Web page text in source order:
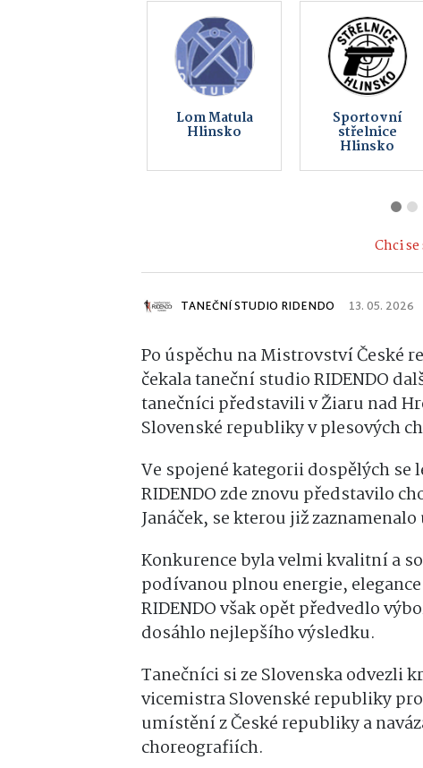
Peklo
Čertovina
Auto MERCIA
a.s.
Chci
TANEČNÍ STUDIO RIDENDO 13. 05. 2026
Po úspěchu na Mistrovství České
čekala taneční studio RIDENDO
tanečníci představili vŽiaru nad
Slovenské republiky v plesových
Ve spojené kategorii dospělých
RIDENDO zde znovu představilo
Janáček, se kterou již
Konkurence byla velmi kvalitní a
podívanou plnou energie,
RIDENDO však opět předvedlo
dosáhlo nejlepšího výsledku.
Tanečníci si ze Slovenska odvezli
vicemistra Slovenské republiky
umístění z České republiky a
choreografiích.